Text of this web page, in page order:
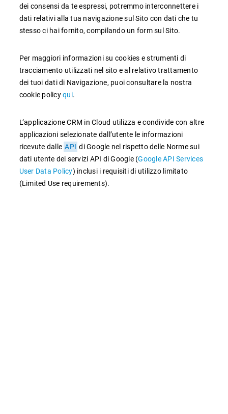
dei consensi da te espressi, potremmo interconnettere i
dati relativi alla tua navigazione sul Sito con dati che tu
stesso ci hai fornito, compilando un form sul Sito.
Per maggiori informazioni su cookies e strumenti di
tracciamento utilizzati nel sito e al relativo trattamento
dei tuoi dati di Navigazione, puoi consultare la nostra
cookie policyqui.
L’applicazione CRM in Cloud utilizza e condivide con altre
applicazioni selezionate dall’utente le informazioni
ricevute dalle API di Google nel rispetto delle Norme sui
dati utente dei servizi API di Google (Google API Services
User Data Policy) inclusi i requisiti di utilizzo limitato
(Limited Use requirements).